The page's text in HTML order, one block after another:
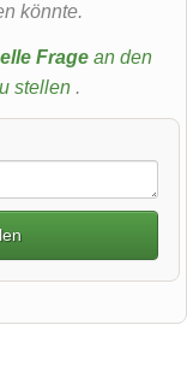
könnte.
Fragean den
stellen .